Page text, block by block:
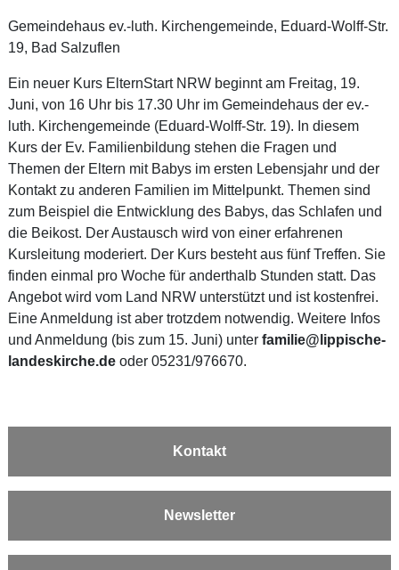
Gemeindehaus ev.-luth. Kirchengemeinde, Eduard-Wolff-Str.
19, Bad Salzuflen
Ein neuer Kurs ElternStart NRW beginnt am Freitag, 19.
Juni, von 16 Uhr bis 17.30 Uhr im Gemeindehaus der ev.-
luth. Kirchengemeinde (Eduard-Wolff-Str. 19). In diesem
Kurs der Ev. Familienbildung stehen die Fragen und
Themen der Eltern mit Babys im ersten Lebensjahr und der
Kontakt zu anderen Familien im Mittelpunkt. Themen sind
zum Beispiel die Entwicklung des Babys, das Schlafen und
die Beikost. Der Austausch wird von einer erfahrenen
Kursleitung moderiert. Der Kurs besteht aus fünf Treffen. Sie
finden einmal pro Woche für anderthalb Stunden statt. Das
Angebot wird vom Land NRW unterstützt und ist kostenfrei.
Eine Anmeldung ist aber trotzdem notwendig. Weitere Infos
und Anmeldung (bis zum 15. Juni) unter familie@lippische-
landeskirche.deoder 05231/976670.
Kontakt
Newsletter